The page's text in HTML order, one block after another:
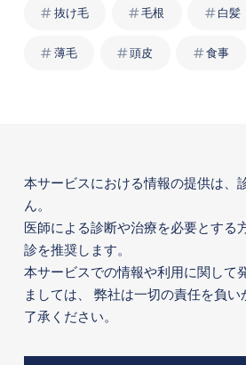
抜け毛 毛根 白髪
薄毛 頭皮 食事
本サービスにおける情報の提供は、
ん。
医師による診断や治療を必要とする
診を推奨します。
本サービスでの情報や利用に関して
ましては、
弊社は一切の責任を負
了承ください。